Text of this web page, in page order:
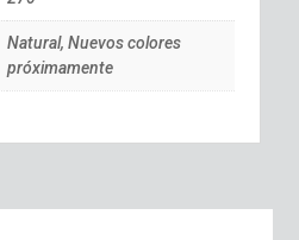
Natural, Nuevos colores
próximamente